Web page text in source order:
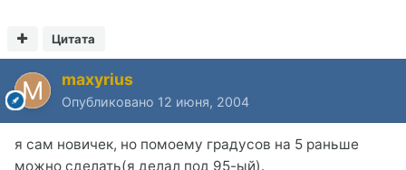
Цитата
maxyrius
Опубликовано 12 июня, 2004
я сам новичек, но помоему градусов на 5 раньше
можно сделать(я делал под 95-ый).